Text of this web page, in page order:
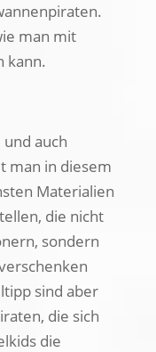
man mit
kann.
auch
man in diesem
Materialien
die nicht
sondern
sind aber
die sich
die